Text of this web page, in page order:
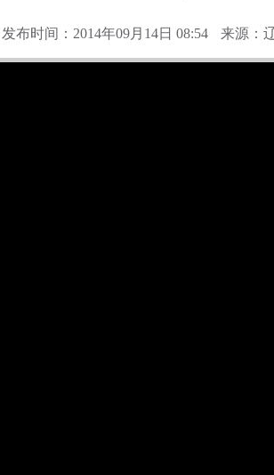
发布时间：2014年09月14日 08:54 来源：